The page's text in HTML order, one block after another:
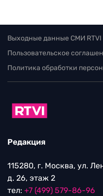
Выходные данные СМИ RTVI
Пользовательское
Политика обработки
Редакция
115280, г. Москва, ул.
д. 26, этаж 2
тел: +7 (499) 579-86-96